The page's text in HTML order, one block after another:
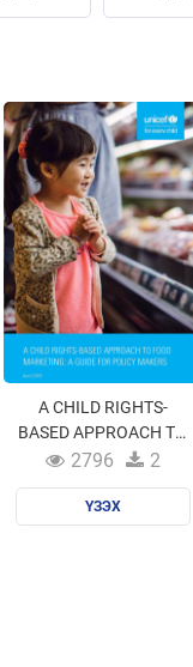
A CHILD RIGHTS-
BASED APPROACH TO
FOOD MARKETING: A
MAKERS
2796 2
ҮЗЭХ